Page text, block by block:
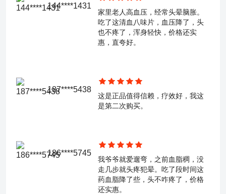
144****1431
家里老人高血压，经常头晕脑胀。
吃了这清血八味片，血压降了，头
也不疼了，浑身轻快，价格还实
惠，直夸好。
187****5438
这是正品值得信赖，疗效好，我这
是第二次购买。
186****5745
我爷爷就爱遛弯，之前血脂稠，没
走几步就头疼犯晕。吃了段时间这
药血脂降了些，头不咋疼了，价格
还实惠。